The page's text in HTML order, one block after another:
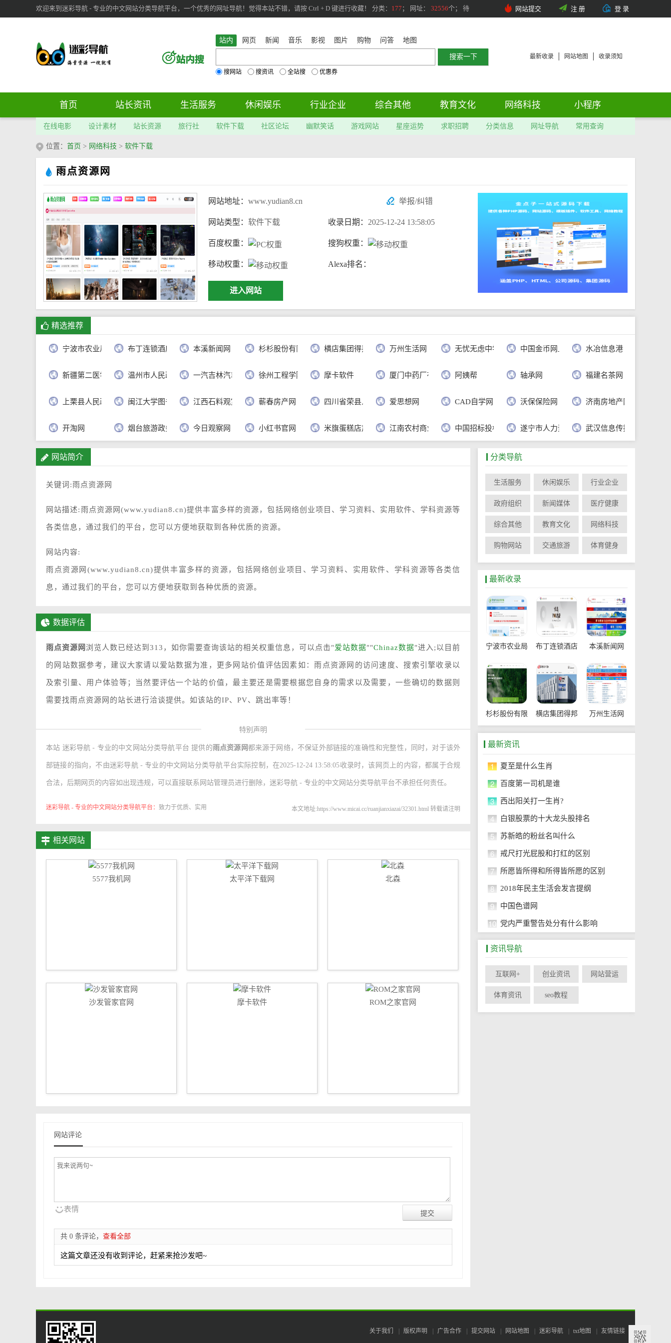
欢迎来到迷彩导航 - 专业的中文网站分类导航平台，一个优秀的网址导航！觉得本站不错，请按 Ctrl + D 键进行收藏！ 分类： 177 ； 网址： 32556个； 待
网站提交 注 册 登 录
站内 网页 新闻 音乐 影视 图片 购物 问答 地图
搜网站 搜资讯 全站搜 优惠券
最新收录 网站地图 收录须知
首页 站长资讯 生活服务 休闲娱乐 行业企业 综合其他 教育文化 网络科技 小程序
在线电影 设计素材 站长资源 旅行社 软件下载 社区论坛 幽默笑话 游戏网站 星座运势 求职招聘 分类信息 网址导航 常用查询
位置： 首页 > 网络科技 > 软件下载
雨点资源网
网站地址： www.yudian8.cn 举报/纠错
网站类型： 软件下载 收录日期： 2025-12-24 13:58:05
百度权重： 搜狗权重：
移动权重： Alexa排名：
进入网站
精选推荐
宁波市农业局 布丁连锁酒店官网 本溪新闻网 杉杉股份有限公司 横店集团得邦工程塑料有限公司
万州生活网 无忧无虑中学语文网中国金币网上商城官网水冶信息港
新疆第二医学院 温州市人民政府 一汽吉林汽车有限公司徐州工程学院 摩卡软件 厦门中药厂有限公司阿姨帮 轴承网 福建名茶网
上栗县人民政府 闽江大学图书馆 江西石料观赏网 蕲春房产网 四川省荣县人民政府爱思想网 CAD自学网 沃保保险网 济南房地产网
开淘网 烟台旅游政务网 今日观察网 小红书官网 米旗蛋糕店加盟官网江南农村商业银行 中国招标投标公共服务平台遂宁市人力资源和社会保障局武汉信息传播职业技术学
网站简介
关键词:雨点资源网
网站描述:雨点资源网(www.yudian8.cn)提供丰富多样的资源，包括网络创业项目、学习资料、实用软件、学科资源等
各类信息，通过我们的平台，您可以方便地获取到各种优质的资源。
网站内容:
雨点资源网(www.yudian8.cn)提供丰富多样的资源，包括网络创业项目、学习资料、实用软件、学科资源等各类信
息，通过我们的平台，您可以方便地获取到各种优质的资源。
数据评估
雨点资源网 浏览人数已经达到313，如你需要查询该站的相关权重信息，可以点击"爱站数据""Chinaz数据"进入;以目前
的网站数据参考，建议大家请以爱站数据为准，更多网站价值评估因素如：雨点资源网的访问速度、搜索引擎收录以
及索引量、用户体验等；当然要评估一个站的价值，最主要还是需要根据您自身的需求以及需要，一些确切的数据则
需要找雨点资源网的站长进行洽谈提供。如该站的IP、PV、跳出率等！
特别声明
本站 迷彩导航 - 专业的中文网站分类导航平台 提供的雨点资源网都来源于网络，不保证外部链接的准确性和完整性，同时，对于该外
部链接的指向，不由迷彩导航 - 专业的中文网站分类导航平台实际控制，在2025-12-24 13:58:05收录时，该网页上的内容，都属于合规
合法，后期网页的内容如出现违规，可以直接联系网站管理员进行删除，迷彩导航 - 专业的中文网站分类导航平台不承担任何责任。
迷彩导航 - 专业的中文网站分类导航平台： 致力于优质、实用
本文地址:https://www.micai.cc/ruanjianxiazai/32301.html 转载请注明
相关网站
5577我机网 太平洋下载网 北森
沙发管家官网 摩卡软件 ROM之家官网
网站评论
表情
共 0 条评论， 查看全部
这篇文章还没有收到评论，赶紧来抢沙发吧~
分类导航
生活服务 休闲娱乐 行业企业
政府组织 新闻媒体 医疗健康
综合其他 教育文化 网络科技
购物网站 交通旅游 体育健身
最新收录
宁波市农业局 布丁连锁酒店 本溪新闻网
杉杉股份有限
公司
横店集团得邦
工程塑料有限
公司
万州生活网
最新资讯
1 夏至是什么生肖
2 百度第一司机是谁
3 西出阳关打一生肖?
4 白银股票的十大龙头股排名
5 苏新皓的粉丝名叫什么
6 戒尺打光屁股和打红的区别
7 所愿皆所得和所得皆所愿的区别
8 2018年民主生活会发言提纲
9 中国色谱网
10 党内严重警告处分有什么影响
资讯导航
互联网+ 创业资讯 网站营运
体育资讯 seo教程
关于我们 版权声明 广告合作 提交网站 网站地图 迷彩导航 txt地图 友情链接